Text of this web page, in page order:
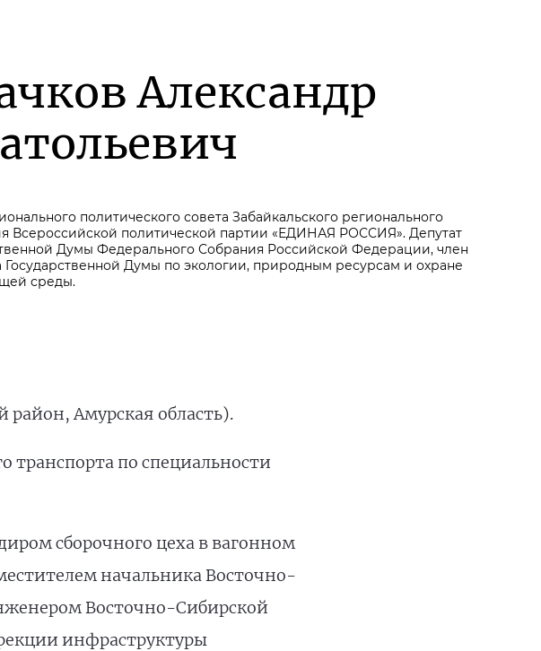
Александр
политического совета Забайкальского регионального
Всероссийской политической партии «ЕДИНАЯ РОССИЯ». Депутат
Думы Федерального Собрания Российской Федерации, член
Государственной Думы по экологии, природным ресурсам и охране
среды.
район, Амурская область).
транспорта по специальности
сборочного цеха в вагонном
начальника Восточно-
Восточно-Сибирской
инфраструктуры